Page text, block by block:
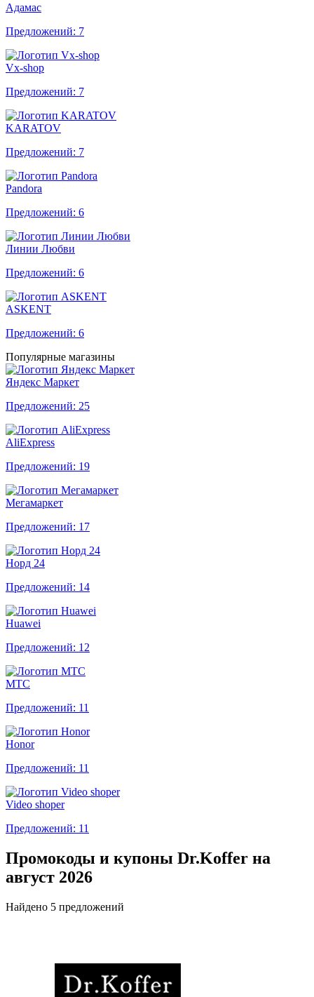
Адамас
Предложений: 7
Vx-shop
Предложений: 7
KARATOV
Предложений: 7
Pandora
Предложений: 6
Линии Любви
Предложений: 6
ASKENT
Предложений: 6
Популярные магазины
Яндекс Маркет
Предложений: 25
AliExpress
Предложений: 19
Мегамаркет
Предложений: 17
Норд 24
Предложений: 14
Huawei
Предложений: 12
МТС
Предложений: 11
Honor
Предложений: 11
Video shoper
Предложений: 11
Промокоды и купоны Dr.Koffer на
август 2026
Найдено 5 предложений